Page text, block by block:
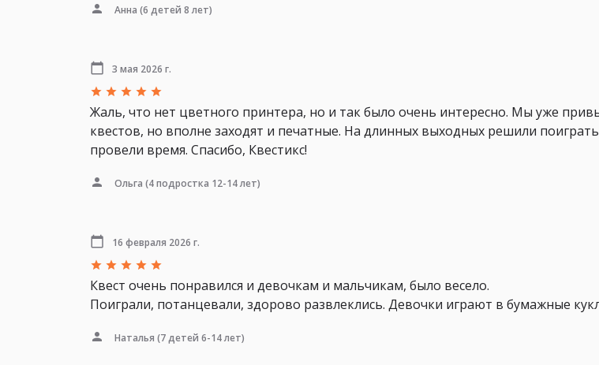
Анна (6 детей 8 лет)
3 мая 2026 г.
Жаль, что нет цветного принтера, но и так было очень интересно. Мы уже
квестов, но вполне заходят и печатные. На длинных выходных решили
провели время. Спасибо, Квестикс!
Ольга (4 подростка 12-14 лет)
16 февраля 2026 г.
Квест очень понравился и девочкам и мальчикам, было весело.
Поиграли, потанцевали, здорово развлеклись. Девочки играют в бумажные
Наталья (7 детей 6-14 лет)